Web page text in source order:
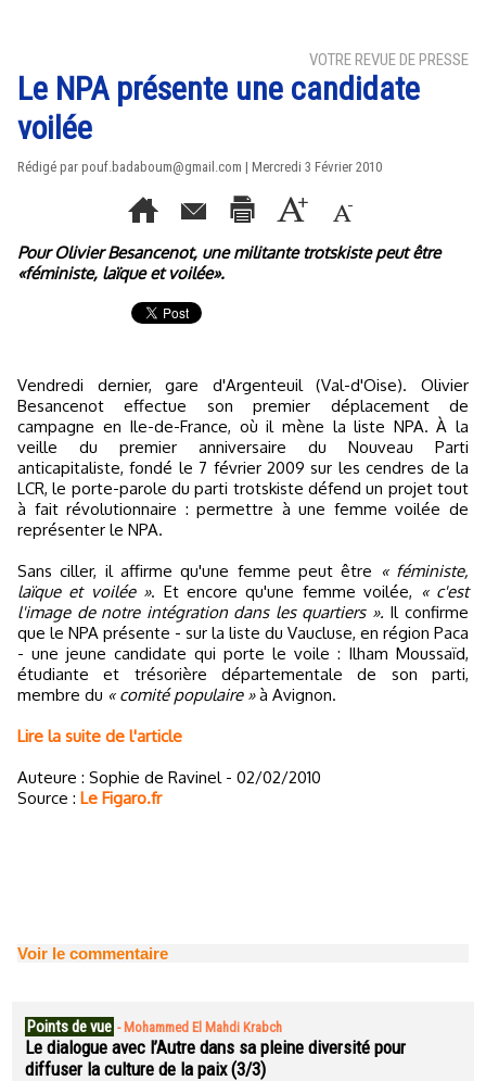
VOTRE REVUE DE PRESSE
Le NPA présente une candidate
voilée
Rédigé par pouf.badaboum@gmail.com | Mercredi 3 Février 2010
Pour Olivier Besancenot, une militante trotskiste peut être
«féministe, laïque et voilée».
Vendredi dernier, gare d'Argenteuil (Val-d'Oise). Olivier
Besancenot effectue son premier déplacement de
campagne en Ile-de-France, où il mène la liste NPA. À la
veille du premier anniversaire du Nouveau Parti
anticapitaliste, fondé le 7 février 2009 sur les cendres de la
LCR, le porte-parole du parti trotskiste défend un projet tout
à fait révolutionnaire : permettre à une femme voilée de
représenter le NPA.
Sans ciller, il affirme qu'une femme peut être « féministe,
laïque et voilée ». Et encore qu'une femme voilée, « c'est
l'image de notre intégration dans les quartiers ». Il confirme
que le NPA présente - sur la liste du Vaucluse, en région Paca
- une jeune candidate qui porte le voile : Ilham Moussaïd,
étudiante et trésorière départementale de son parti,
membre du « comité populaire »à Avignon.
Lire la suite de l'article
Auteure : Sophie de Ravinel - 02/02/2010
Source : Le Figaro.fr
Voir le commentaire
Points de vue - Mohammed El Mahdi Krabch
Le dialogue avec l’Autre dans sa pleine diversité pour
diffuser la culture de la paix (3/3)